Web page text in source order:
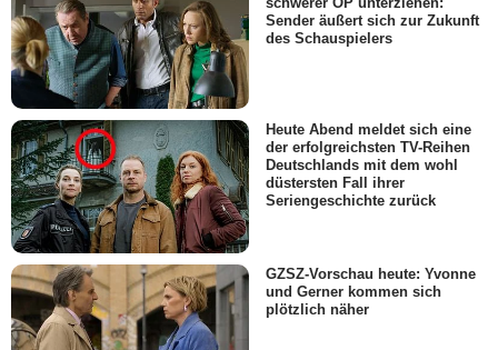
Sender äußert sich zur Zukunft
des Schauspielers
Heute Abend meldet sich eine
der erfolgreichsten TV-Reihen
Deutschlands mit dem wohl
düstersten Fall ihrer
Seriengeschichte zurück
GZSZ-Vorschau heute: Yvonne
und Gerner kommen sich
plötzlich näher